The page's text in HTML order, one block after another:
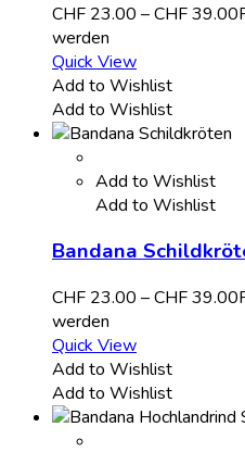
CHF 23.00 –CHF39.00
werden
Quick View
Add to Wishlist
Add to Wishlist
Add to Wishlist
Add to Wishlist
Bandana
CHF 23.00 –CHF39.00
werden
Quick View
Add to Wishlist
Add to Wishlist